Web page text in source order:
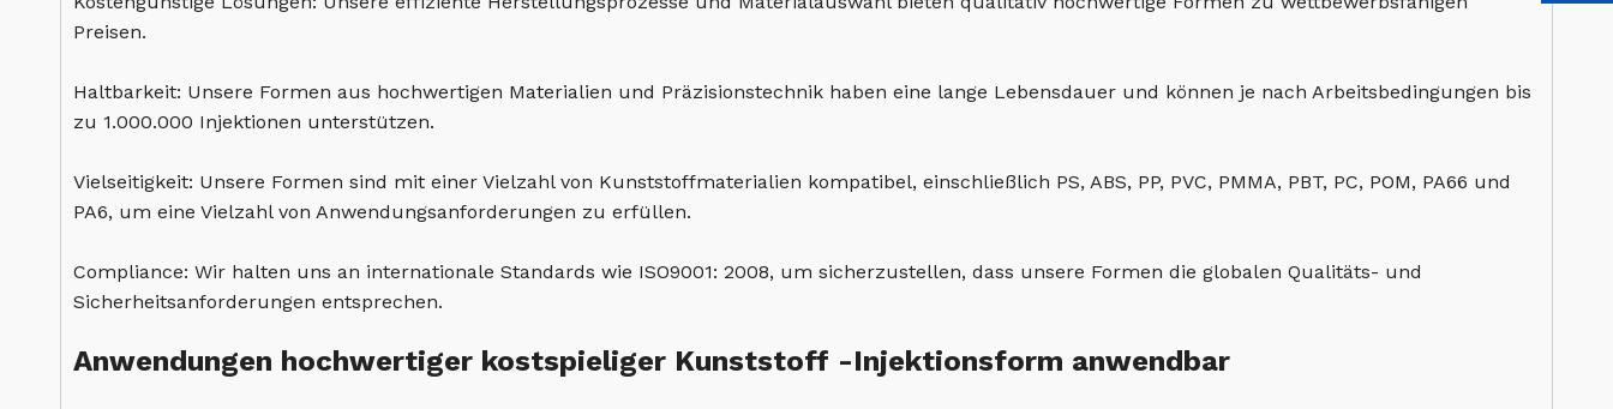
Preisen.
Haltbarkeit: Unsere Formen aus hochwertigen Materialien und Präzisionstechnik haben eine lange Lebensdauer und können je nach Arbeitsbedingungen bis
zu 1.000.000 Injektionen unterstützen.
Vielseitigkeit: Unsere Formen sind mit einer Vielzahl von Kunststoffmaterialien kompatibel, einschließlich PS, ABS, PP, PVC, PMMA, PBT, PC, POM, PA66 und
PA6, um eine Vielzahl von Anwendungsanforderungen zu erfüllen.
Compliance: Wir halten uns an internationale Standards wie ISO9001: 2008, um sicherzustellen, dass unsere Formen die globalen Qualitäts- und
Sicherheitsanforderungen entsprechen.
Anwendungen hochwertiger kostspieliger Kunststoff -Injektionsform anwendbar